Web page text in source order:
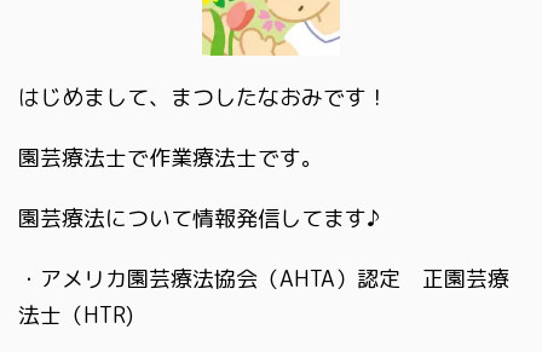
はじめまして、まつしたなおみです！
園芸療法士で作業療法士です。
園芸療法について情報発信してます♪
・アメリカ園芸療法協会（AHTA）認定 正園芸療
法士（HTR)